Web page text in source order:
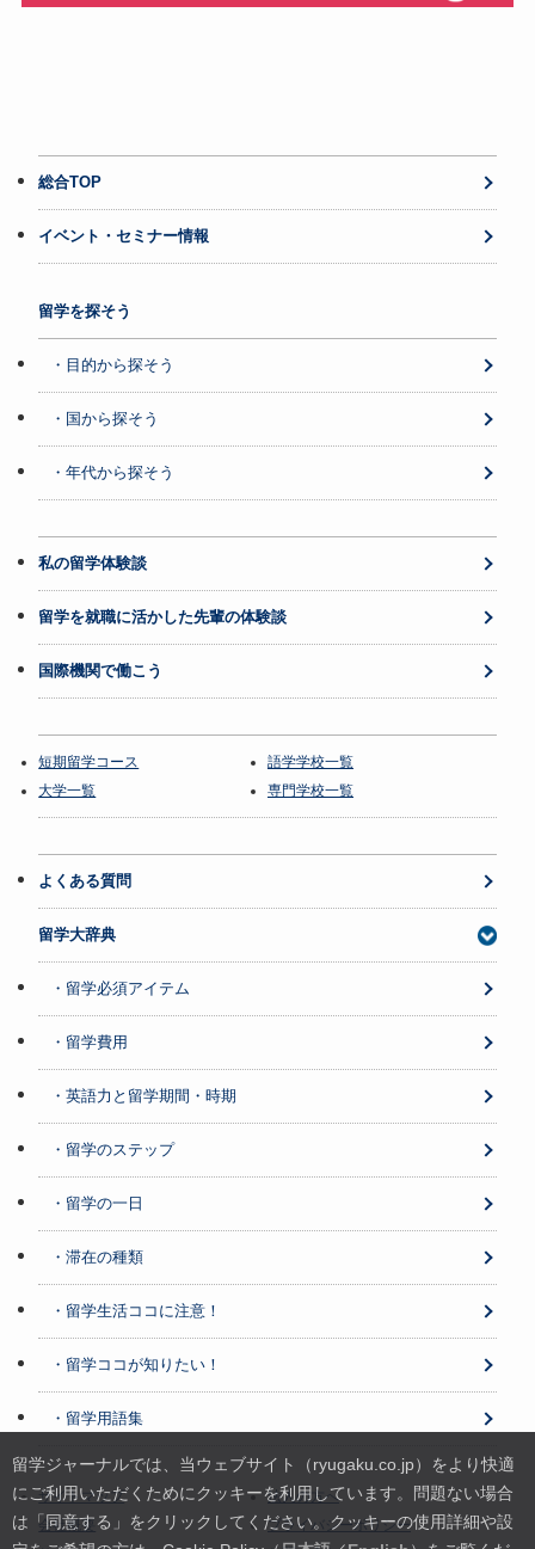
留学ジャーナルでは、当ウェブサイト（ryugaku.co.jp）をより快適
にご利用いただくためにクッキーを利用しています。
問題ない場合
は「同意する」をクリックしてください。クッキーの使用詳細や設
総合TOP
イベント・セミナー情報
留学を探そう
・目的から探そう
・国から探そう
・年代から探そう
私の留学体験談
留学を就職に活かした先輩の体験談
国際機関で働こう
短期留学コース
語学学校一覧
大学一覧
専門学校一覧
よくある質問
留学大辞典
・留学必須アイテム
・留学費用
・英語力と留学期間・時期
・留学のステップ
・留学の一日
・滞在の種類
・留学生活ココに注意！
・留学ココが知りたい！
・留学用語集
サイトマップ
法人の方へ
会社概要
プライバシーポリシー